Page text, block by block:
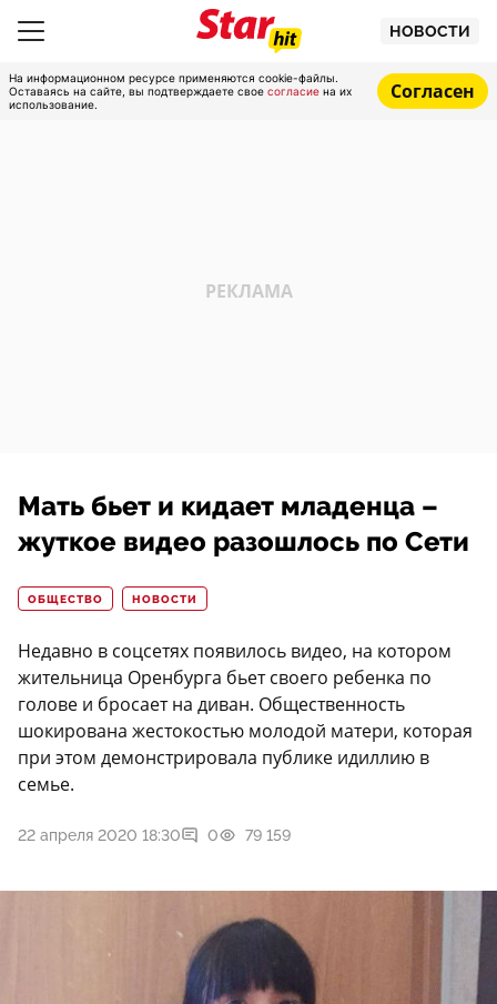
НОВОСТИ
На информационном ресурсе применяются cookie-файлы.
Оставаясь на сайте, вы подтверждаете свое согласие на их
использование.
Согласен
Мать бьет и кидает младенца –
жуткое видео разошлось по Сети
ОБЩЕСТВО НОВОСТИ
Недавно в соцсетях появилось видео, на котором
жительница Оренбурга бьет своего ребенка по
голове и бросает на диван. Общественность
шокирована жестокостью молодой матери, которая
при этом демонстрировала публике идиллию в
семье.
22 апреля 2020 18:30 0 79 159